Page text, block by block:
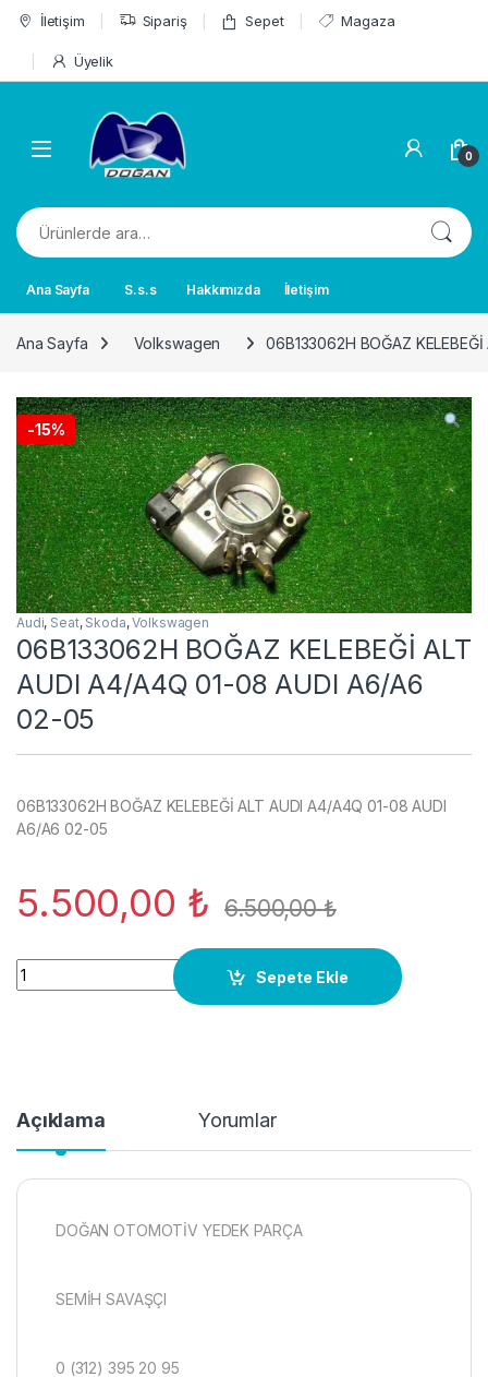
Skip to navigation
Skip to content
İletişim Sipariş Sepet Magaza
Üyelik
0
Ara:
Ana Sayfa S.s.s Hakkımızda İletişim
Ana Sayfa Volkswagen 06B133062H BOĞAZ
-15%
Audi, Seat, Skoda,Volkswagen
06B133062H BOĞAZ KELEBEĞİ ALT
AUDI A4/A4Q 01-08 AUDI A6/A6
02-05
06B133062H BOĞAZ KELEBEĞİ ALT AUDI A4/A4Q 01-08 AUDI
A6/A6 02-05
5.500,00 ₺ 6.500,00₺
06B133062H BOĞAZ KELEBEĞİ ALT AUDI A4/A4Q 01-08
Sepete Ekle
Açıklama Yorumlar
DOĞAN OTOMOTİV YEDEK PARÇA
SEMİH SAVAŞÇI
0 (312) 395 20 95